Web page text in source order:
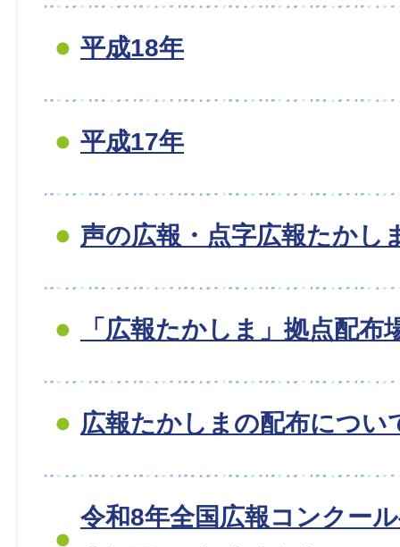
平成18年
平成17年
声の広報・点字広報たかし
「広報たかしま」拠点配布
広報たかしまの配布につい
令和8年全国広報コンクー